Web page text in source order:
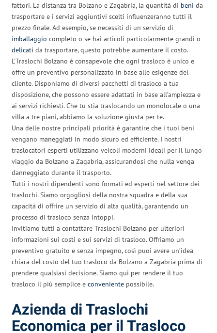
fattori. La distanza tra Bolzano e Zagabria, la quantità di beni da
trasportare e i servizi aggiuntivi scelti influenzeranno tutti il
prezzo finale. Ad esempio, se necessiti di un servizio di
imballaggio completo o se hai articoli particolarmente grandi o
delicati da trasportare, questo potrebbe aumentare il costo.
L’Traslochi Bolzano è consapevole che ogni trasloco è unico e
offre un preventivo personalizzato in base alle esigenze del
cliente. Disponiamo di diversi pacchetti di trasloco a tua
disposizione, che possono essere adattati in base all’ampiezza e
ai servizi richiesti. Che tu stia traslocando un monolocale o una
villa a tre piani, abbiamo la soluzione giusta per te.
Una delle nostre principali priorità è garantire che i tuoi beni
vengano maneggiati in modo sicuro ed efficiente. I nostri
traslocatori esperti utilizzano veicoli moderni ideali per il lungo
viaggio da Bolzano a Zagabria, assicurandosi che nulla venga
danneggiato durante il trasporto.
Tutti i nostri dipendenti sono formati ed esperti nel settore dei
traslochi. Siamo orgogliosi della nostra squadra e della sua
capacità di offrire un servizio di alta qualità, garantendo un
processo di trasloco senza intoppi.
Invitiamo tutti a contattare Traslochi Bolzano per ulteriori
informazioni sui costi e sui servizi di trasloco. Offriamo un
preventivo gratuito e senza impegno, così puoi avere un’idea
chiara del costo del tuo trasloco da Bolzano a Zagabria prima di
prendere qualsiasi decisione. Siamo qui per rendere il tuo
trasloco il più semplice e conveniente possibile.
Azienda di Traslochi
Economica per il Trasloco